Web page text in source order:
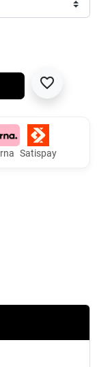
favorite_border
Satispay